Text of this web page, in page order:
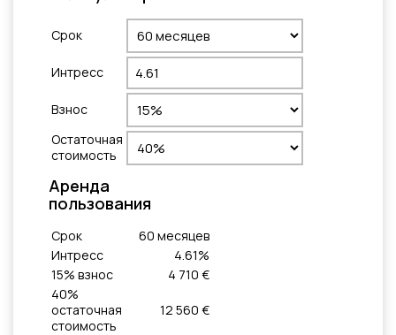
Cрок
Интресс
Взнос
Остаточная
стоимость
Aренда
пользования
Cрок 60 месяцeв
Интресс
4.61%
15% взнос
4 710 €
40%
остаточная
стоимость
12 560 €